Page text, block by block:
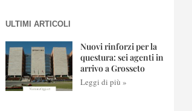
ULTIMI ARTICOLI
Nuovi rinforzi per la
questura: sei agenti in
arrivo a Grosseto
Leggi di più »